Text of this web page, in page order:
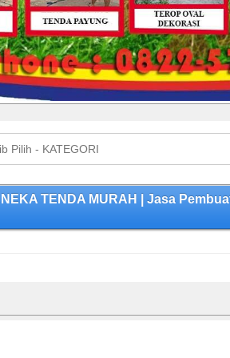
TENDA MURAH | Jasa